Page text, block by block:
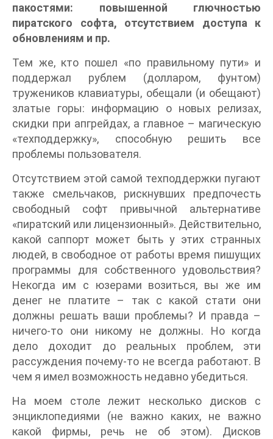
пакостями: повышенной глючностью
пиратского софта, отсутствием доступа к
обновлениям и пр.
Тем же, кто пошел «по правильному пути» и
поддержал рублем (долларом, фунтом)
тружеников клавиатуры, обещали (и обещают)
златые горы: информацию о новых релизах,
скидки при апгрейдах, а главное – магическую
«техподдержку», способную решить все
проблемы пользователя.
Отсутствием этой самой техподдержки пугают
также смельчаков, рискнувших предпочесть
свободный софт привычной альтернативе
«пиратский или лицензионный». Действительно,
какой саппорт может быть у этих странных
людей, в свободное от работы время пишущих
программы для собственного удовольствия?
Некогда им с юзерами возиться, вы же им
денег не платите – так с какой стати они
должны решать ваши проблемы? И правда –
ничего-то они никому не должны. Но когда
дело доходит до реальных проблем, эти
рассуждения почему-то не всегда работают. В
чем я имел возможность недавно убедиться.
На моем столе лежит несколько дисков с
энциклопедиями (не важно каких, не важно
какой фирмы, речь не об этом). Дисков